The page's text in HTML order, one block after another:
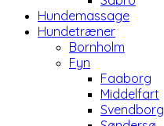
Hundemassage
Hundetræner
Bornholm
Fyn
Faaborg
Middelfart
Svendborg